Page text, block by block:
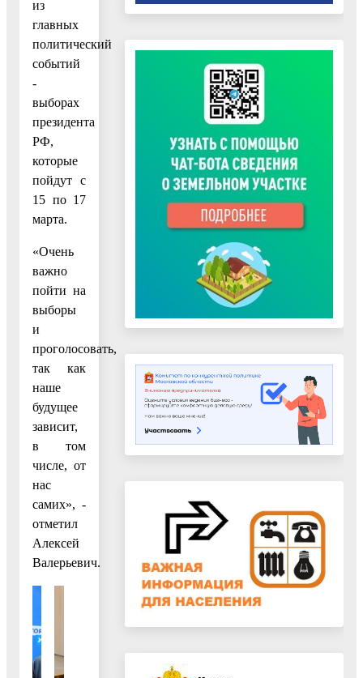
из
главных
политический
событий
-
выборах
президента
РФ,
которые
пойдут с
15 по 17
марта.
«Очень
важно
пойти на
выборы
и
проголосовать,
так как
наше
будущее
зависит,
в том
числе, от
нас
самих», -
отметил
Алексей
Валерьевич.